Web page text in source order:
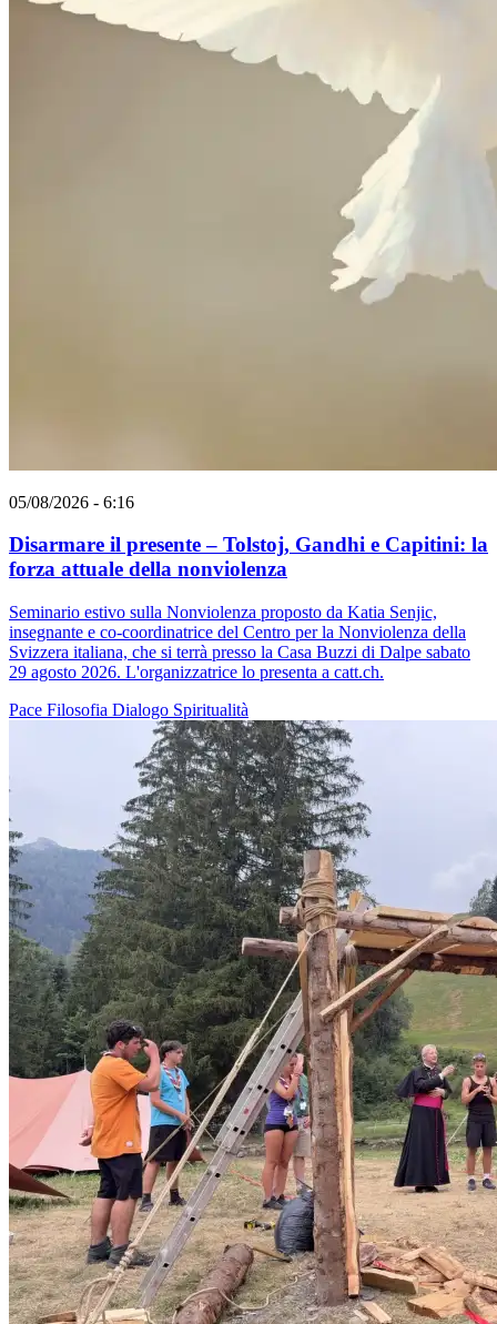
05/08/2026 - 6:16
Disarmare il presente – Tolstoj, Gandhi e Capitini: la
forza attuale della nonviolenza
Seminario estivo sulla Nonviolenza proposto da Katia Senjic,
insegnante e co-coordinatrice del Centro per la Nonviolenza della
Svizzera italiana, che si terrà presso la Casa Buzzi di Dalpe sabato
29 agosto 2026. L'organizzatrice lo presenta a catt.ch.
Pace Filosofia Dialogo Spiritualità